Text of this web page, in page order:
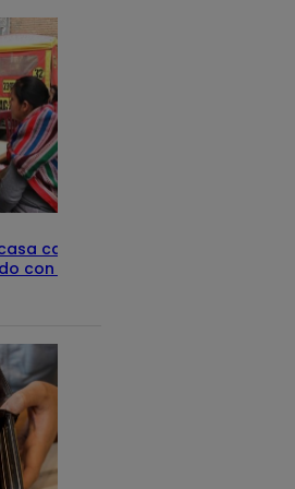
califica
con el Sisfoh